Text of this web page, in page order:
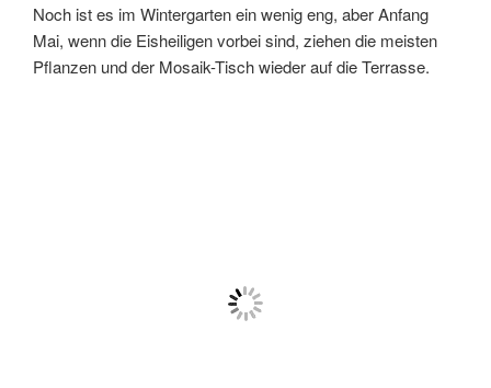
Noch ist es im Wintergarten ein wenig eng, aber Anfang
Mai, wenn die Eisheiligen vorbei sind, ziehen die meisten
Pflanzen und der Mosaik-Tisch wieder auf die Terrasse.